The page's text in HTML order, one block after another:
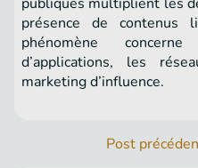
présence de contenus
phénomène
d’applications, les
marketing d’influence.
Post